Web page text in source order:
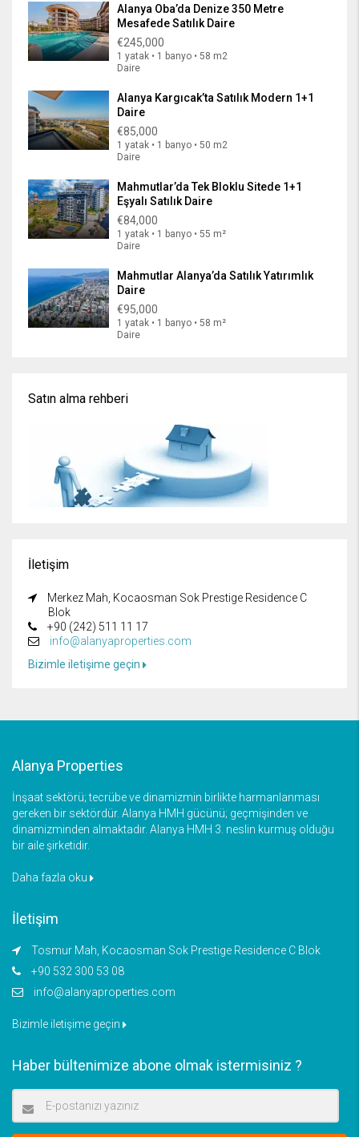
Alanya Oba’da Denize 350 Metre
Mesafede Satılık Daire
€245,000
1 yatak • 1 banyo • 58 m2
Daire
Alanya Kargıcak’ta Satılık Modern 1+1
Daire
€85,000
1 yatak • 1 banyo • 50 m2
Daire
Mahmutlar’da Tek Bloklu Sitede 1+1
Eşyalı Satılık Daire
€84,000
1 yatak • 1 banyo • 55 m²
Daire
Mahmutlar Alanya’da Satılık Yatırımlık
Daire
€95,000
1 yatak • 1 banyo • 58 m²
Daire
Satın alma rehberi
İletişim
Merkez Mah, Kocaosman Sok Prestige Residence C
Blok
+90 (242) 511 11 17
info@alanyaproperties.com
Bizimle iletişime geçin
Alanya Properties
İnşaat sektörü; tecrübe ve dinamizmin birlikte harmanlanması
gereken bir sektördür. Alanya HMH gücünü; geçmişinden ve
dinamizminden almaktadır. Alanya HMH 3. neslin kurmuş olduğu
bir aile şirketidir.
Daha fazla oku
İletişim
Tosmur Mah, Kocaosman Sok Prestige Residence C Blok
+90 532 300 53 08
info@alanyaproperties.com
Bizimle iletişime geçin
Haber bültenimize abone olmak istermisiniz ?